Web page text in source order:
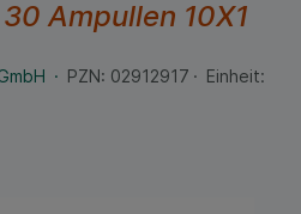
30 Ampullen 10X1
PZN: 02912917
Einheit: